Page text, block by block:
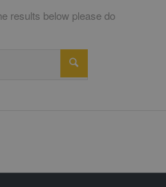
results below please do